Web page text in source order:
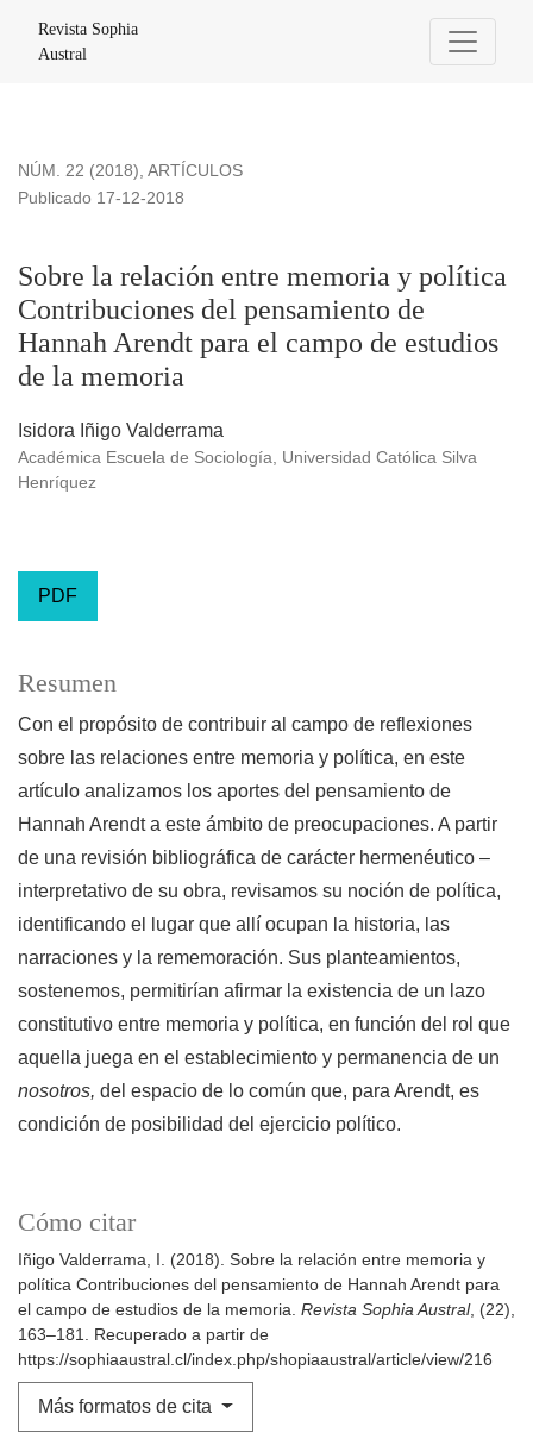
Revista Sophia
Austral
NÚM. 22 (2018), ARTÍCULOS
Sobre la relación entre memoria y política
Contribuciones del pensamiento de
Hannah Arendt para el campo de estudios
de la memoria
Publicado 17-12-2018
Isidora Iñigo Valderrama
Académica Escuela de Sociología, Universidad Católica Silva
Henríquez
PDF
Cómo citar
Iñigo Valderrama, I. (2018). Sobre la relación entre memoria y
política Contribuciones del pensamiento de Hannah Arendt para
el campo de estudios de la memoria. Revista Sophia Austral, (22),
163–181. Recuperado a partir de
https://sophiaaustral.cl/index.php/shopiaaustral/article/view/216
Más formatos de cita
Resumen
Con el propósito de contribuir al campo de reflexiones
sobre las relaciones entre memoria y política, en este
artículo analizamos los aportes del pensamiento de
Hannah Arendt a este ámbito de preocupaciones. A partir
de una revisión bibliográfica de carácter hermenéutico –
interpretativo de su obra, revisamos su noción de política,
identificando el lugar que allí ocupan la historia, las
narraciones y la rememoración. Sus planteamientos,
sostenemos, permitirían afirmar la existencia de un lazo
constitutivo entre memoria y política, en función del rol que
aquella juega en el establecimiento y permanencia de un
nosotros, del espacio de lo común que, para Arendt, es
condición de posibilidad del ejercicio político.